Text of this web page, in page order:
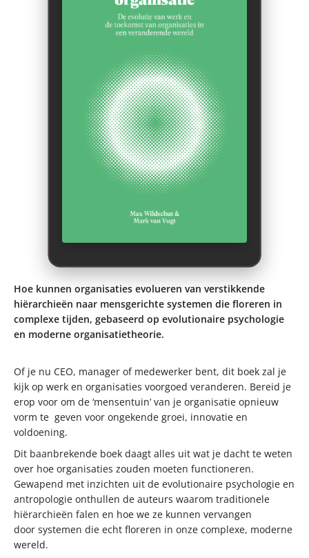
Hoe kunnen organisaties evolueren van verstikkende
hiërarchieën naar mensgerichte systemen die floreren in
complexe tijden, gebaseerd op evolutionaire psychologie
en moderne organisatietheorie.
Of je nu CEO, manager of medewerker bent, dit boek zal je
kijk op werk en organisaties voorgoed veranderen. Bereid je
erop voor om de ‘mensentuin’ van je organisatie opnieuw
vorm te geven voor ongekende groei, innovatie en
voldoening.
Dit baanbrekende boek daagt alles uit wat je dacht te weten
over hoe organisaties zouden moeten functioneren.
Gewapend met inzichten uit de evolutionaire psychologie en
antropologie onthullen de auteurs waarom traditionele
hiërarchieën falen en hoe we ze kunnen vervangen
door systemen die echt floreren in onze complexe, moderne
wereld.